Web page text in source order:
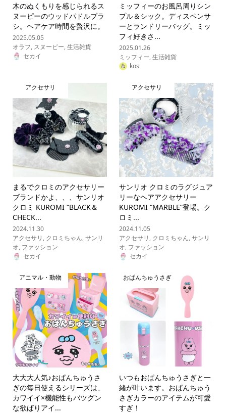
木のぬくもりを感じられるス
ヌーピーのウッドパドルブラ
シ。ヘアケア時間を贅沢に。
2025.05.05
オラフ, スヌーピー,生活雑貨
セカイ
ミッフィーのお風呂周りシン
プル＆シック。ディスペンサ
ーとランドリーバッグ。ミッ
フィ好きさ...
2025.01.26
ミッフィー,生活雑貨
kos
アクセサリ
まるでクロミのアクセサリー
ブランドかよ、、、サンリオ
クロミ KUROMI “BLACK＆
CHECK...
2024.11.30
アクセサリ , クロミちゃん,サンリ
オ, ファッション
セカイ
アクセサリ
サンリオ クロミのラグジュア
リーなヘアアクセサリー
KUROMI “MARBLE”登場。ク
ロミ...
2024.11.05
アクセサリ , クロミちゃん,サンリ
オ, ファッション
セカイ
アニマル・動物
大大大人気♪おぱんちゅうさ
ぎの毎日使えるシリーズは、
カワイイ×機能性もバツグン
な欲ばりアイ...
おぱんちゅうさぎ
いつもおぱんちゅうさぎと一
緒が叶います。おぱんちゅう
さぎカラーのアイテムが可愛
すぎ！